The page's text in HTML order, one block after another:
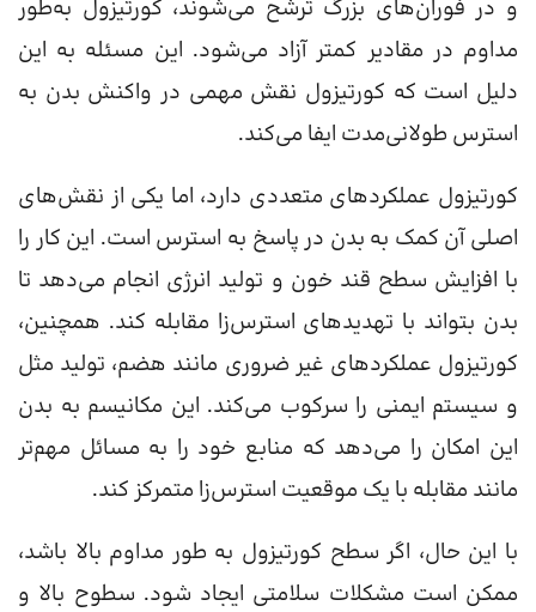
و در فوران‌های بزرگ ترشح می‌شوند، کورتیزول به‌طور
مداوم در مقادیر کمتر آزاد می‌شود. این مسئله به این
دلیل است که کورتیزول نقش مهمی در واکنش بدن به
استرس طولانی‌مدت ایفا می‌کند.
کورتیزول عملکردهای متعددی دارد، اما یکی از نقش‌های
اصلی آن کمک به بدن در پاسخ به استرس است. این کار را
با افزایش سطح قند خون و تولید انرژی انجام می‌دهد تا
بدن بتواند با تهدیدهای استرس‌زا مقابله کند. همچنین،
کورتیزول عملکردهای غیر ضروری مانند هضم، تولید مثل
و سیستم ایمنی را سرکوب می‌کند. این مکانیسم به بدن
این امکان را می‌دهد که منابع خود را به مسائل مهم‌تر
مانند مقابله با یک موقعیت استرس‌زا متمرکز کند.
با این حال، اگر سطح کورتیزول به طور مداوم بالا باشد،
ممکن است مشکلات سلامتی ایجاد شود. سطوح بالا و